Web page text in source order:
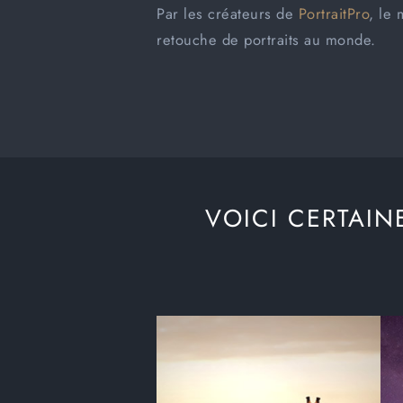
Par les créateurs de PortraitPro, le
retouche de portraits au monde.
VOICI